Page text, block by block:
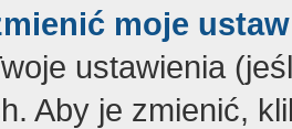
moje
ustawienia
Aby je zmienić,